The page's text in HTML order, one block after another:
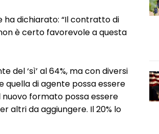
ha dichiarato: “Il contratto di
è certo favorevole a questa
del ‘sì’ al 64%, ma con diversi
quella di agente possa essere
nuovo formato possa essere
altri da aggiungere. Il 20% lo